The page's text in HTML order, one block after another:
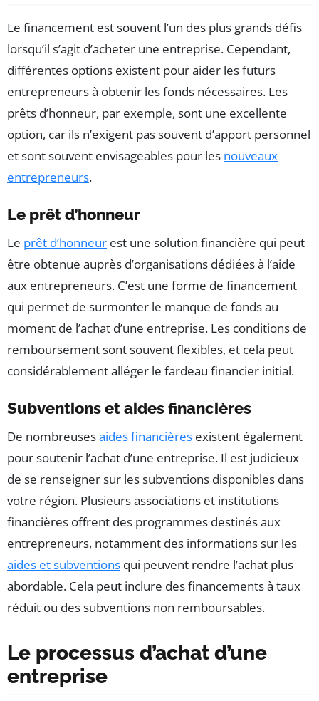
Le financement est souvent l’un des plus grands défis
lorsqu’il s’agit d’acheter une entreprise. Cependant,
différentes options existent pour aider les futurs
entrepreneurs à obtenir les fonds nécessaires. Les
prêts d’honneur, par exemple, sont une excellente
option, car ils n’exigent pas souvent d’apport personnel
et sont souvent envisageables pour les nouveaux
entrepreneurs.
Le prêt d’honneur
Le prêt d’honneur est une solution financière qui peut
être obtenue auprès d’organisations dédiées à l’aide
aux entrepreneurs. C’est une forme de financement
qui permet de surmonter le manque de fonds au
moment de l’achat d’une entreprise. Les conditions de
remboursement sont souvent flexibles, et cela peut
considérablement alléger le fardeau financier initial.
Subventions et aides financières
De nombreusesaides financières existent également
pour soutenir l’achat d’une entreprise. Il est judicieux
de se renseigner sur les subventions disponibles dans
votre région. Plusieurs associations et institutions
financières offrent des programmes destinés aux
entrepreneurs, notamment des informations sur les
aides et subventions qui peuvent rendre l’achat plus
abordable. Cela peut inclure des financements à taux
réduit ou des subventions non remboursables.
Le processus d’achat d’une
entreprise